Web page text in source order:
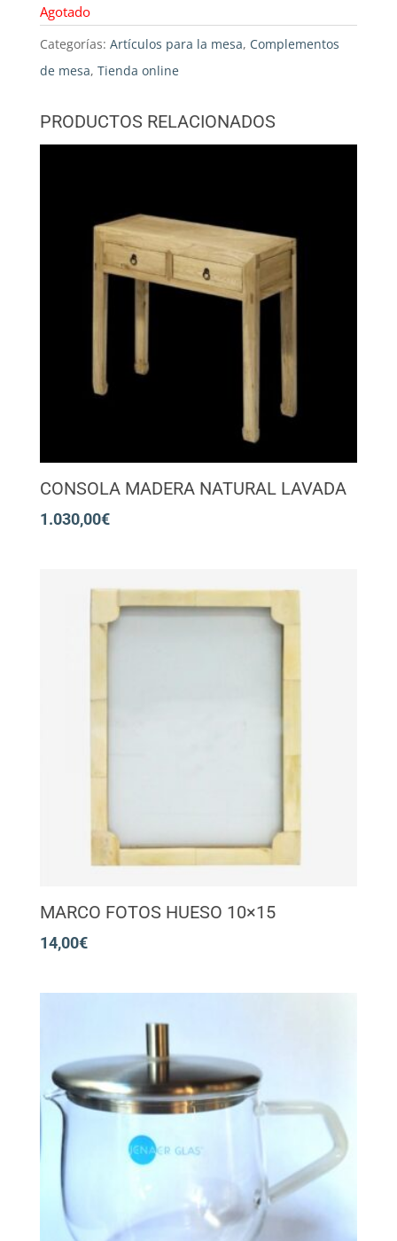
Agotado
Categorías: Artículos para la mesa, Complementos
de mesa, Tienda online
PRODUCTOS RELACIONADOS
CONSOLA MADERA NATURAL LAVADA
1.030,00€
MARCO FOTOS HUESO 10×15
14,00€